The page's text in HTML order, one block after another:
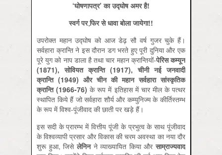
‘घोषणापत्र’ का उद्घोष अमर है!
स्वर्ग पर फि़र से धावा बोला जायेगा!!
उपरोक्त महान उद्घोष को आज डेढ़ सौ वर्ष गुजर चुके हैं।
सर्वहारा क्रान्ति ने इस दौरान डग भरते हुए पूरी दुनिया और एक
पूरे युग को नाप डाला है तथा चार महान क्रान्तियों-पेरिस कम्यून
(1871),सोवियत क्रान्ति (1917),चीनी नई जनवादी
क्रान्ति (1949) और चीन की महान सर्वहारा सांस्कृतिक
क्रान्ति (1966-76) के रूप में इतिहास में चार मील के पत्थर
स्थापित किये हैं जो सर्वहारा शौर्य और कम्युनिज्म के कीर्तिस्तम्भ
के रूप में विश्व-पूंजीवाद की छाती पर खड़े हैं।
इस सदी के प्रारम्भ में वित्तीय पूंजी के प्रभुत्व के साथ पूंजीवाद
के विश्वव्यापी प्रसार और विकास की चरम अवस्था का नया दौर
शुरू हुआ, जिसेलेनिनने व्याख्यायित किया औरसाम्राज्यवाद